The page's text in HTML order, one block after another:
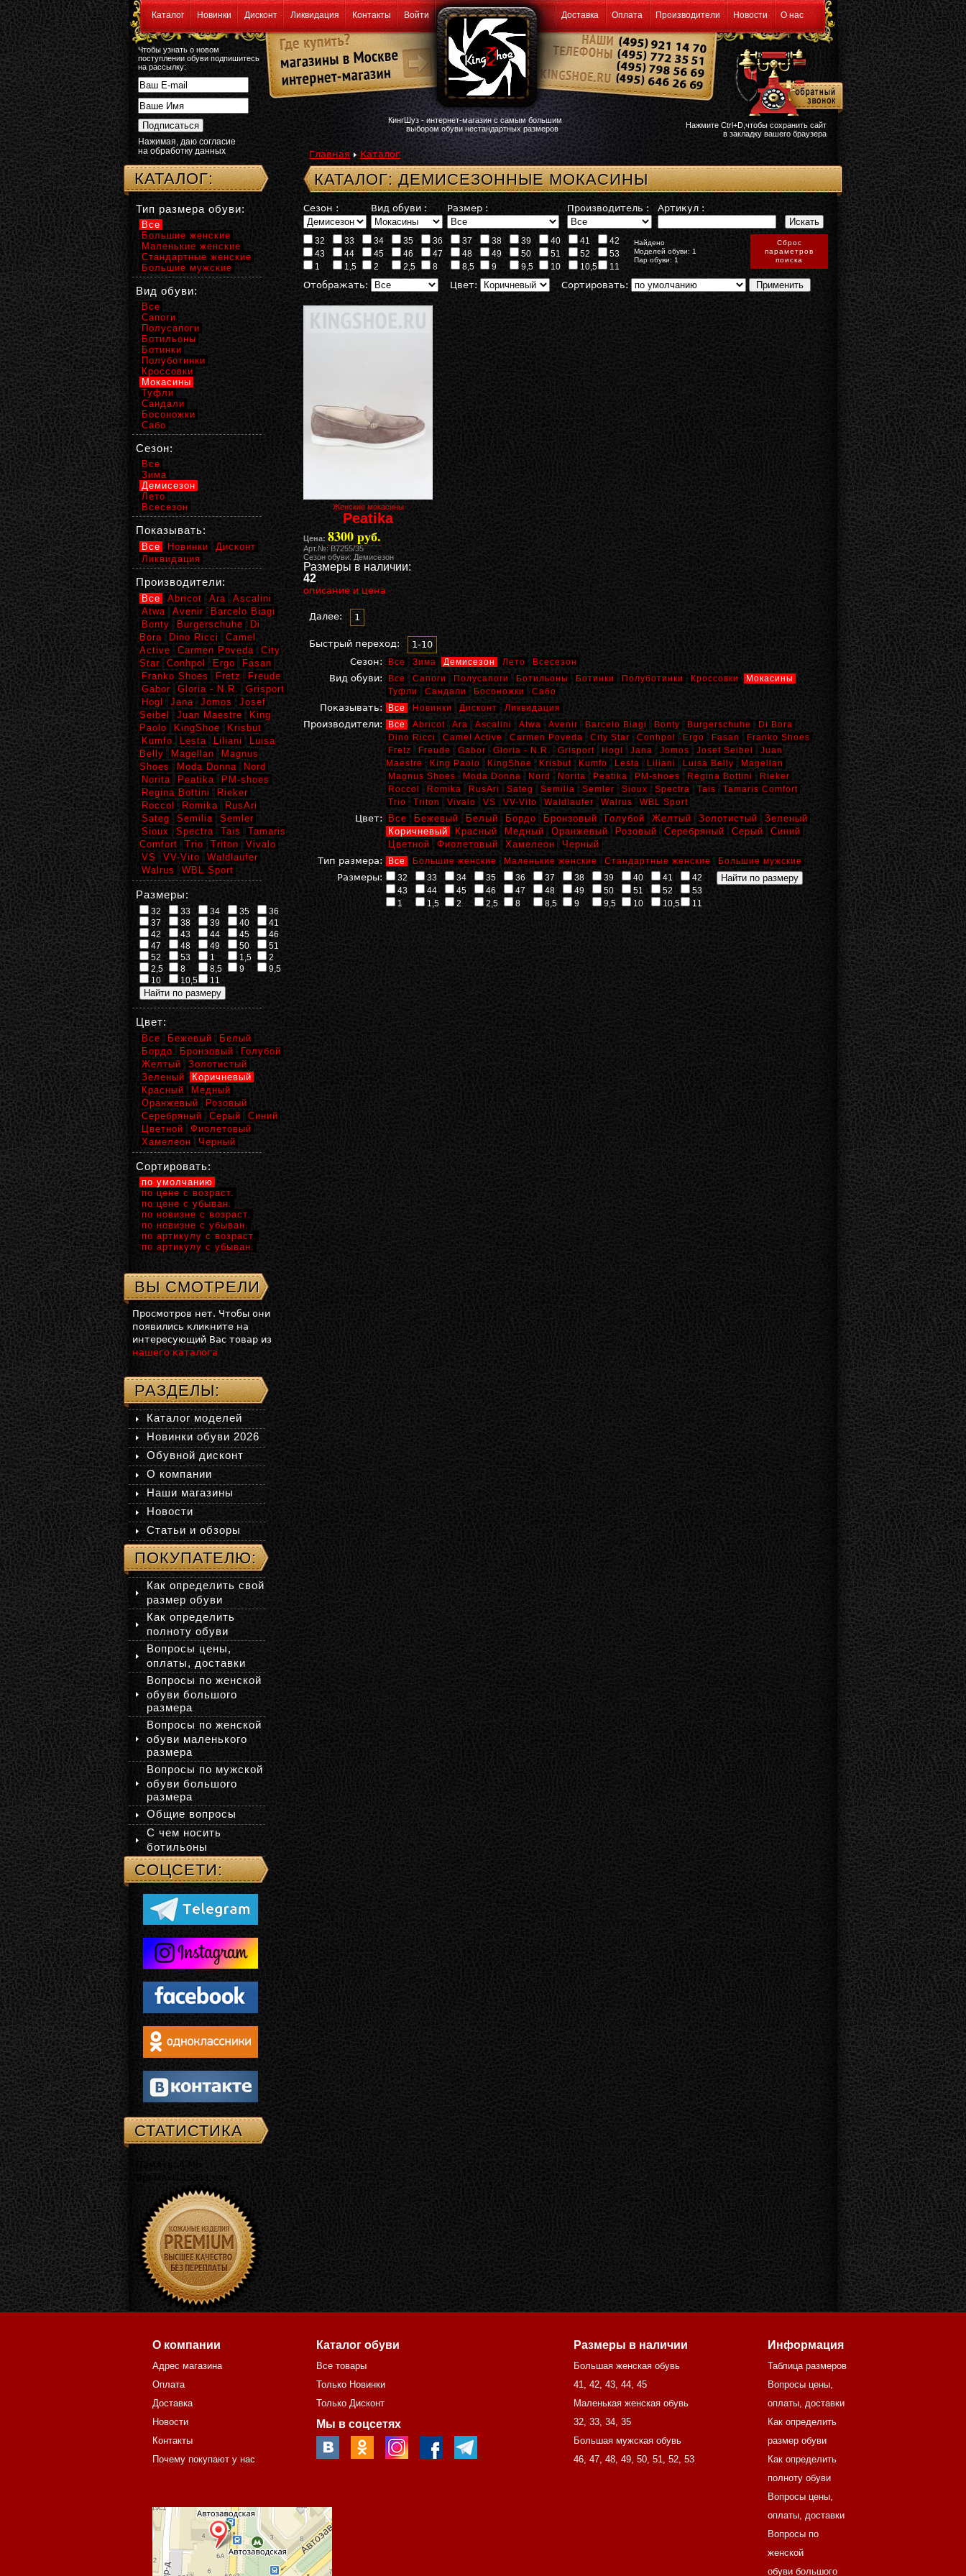
Каталог Новинки Дисконт Ликвидация Контакты Войти Доставка Оплата Производители Новости О нас
Чтобы узнать о новом
поступлении обуви подпишитесь
на рассылку:
Нажимая, даю согласие
на обработку данных
КингШуз - интернет-магазин с самым большим
выбором обуви нестандартных размеров
Нажмите Ctrl+D,чтобы сохранить сайт
в закладку вашего браузера
Главная Каталог
КАТАЛОГ: ДЕМИСЕЗОННЫЕ МОКАСИНЫ
Сезон : Вид обуви : Размер : Производитель : Артикул :
32 33 34 35 36 37 38 39 40 41
42
43
44 45 46 47 48 49 50 51 52
53
1
1,5 2 2,5 8 8,5 9 9,5 10 10,5 11
Найдено
Моделей обуви: 1
Пар обуви: 1
Сброс
параметров
поиска
Отображать: Цвет: Сортировать:
Женские мокасины
Peatika
Цена: 8300 руб.
Арт.№: B7255/35
Сезон обуви: Демисезон
Размеры в наличии:
42
описание и цена
Далее: 1
Быстрый переход:
1-10
Сезон:
Все Зима Демисезон Лето Всесезон
Вид обуви: Все Сапоги Полусапоги Ботильоны Ботинки Полуботинки Кроссовки
Мокасины
Туфли
Сандали Босоножки Сабо
Показывать: Все Новинки Дисконт Ликвидация
Производители: Все Abricot Ara Ascalini Atwa Avenir Barcelo Biagi Bonty Burgerschuhe
Di Bora
Dino Ricci
Camel Active Carmen Poveda City Star Conhpol Ergo Fasan
Franko Shoes
Fretz
Freude Gabor Gloria - N.R. Grisport Hogl Jana Jomos Josef Seibel
Juan
Maestre
King Paolo KingShoe Krisbut Kumfo Lesta Liliani Luisa Belly
Magellan
Magnus Shoes
Moda Donna Nord Norita Peatika PM-shoes Regina Bottini
Rieker
Roccol
Romika RusAri Sateg Semilia Semler Sioux Spectra Tais
Tamaris Comfort
Trio
Triton Vivalo VS VV-Vito Waldlaufer Walrus WBL Sport
Цвет: Все Бежевый Белый Бордо Бронзовый Голубой Желтый Золотистый
Зеленый
Коричневый
Красный Медный Оранжевый Розовый Серебряный Серый
Синий
Цветной
Фиолетовый Хамелеон
Черный
Тип размера:
Все Большие женские Маленькие женские Стандартные женские Большие мужские
Размеры: 32 33 34 35 36 37 38 39 40 41
42
43
44 45 46 47 48 49 50 51 52
53
1
1,5 2 2,5 8 8,5 9 9,5 10 10,5 11
КАТАЛОГ:
Тип размера обуви:
Все
Большие женские
Маленькие женские
Стандартные женские
Большие мужские
Вид обуви:
Все
Сапоги
Полусапоги
Ботильоны
Ботинки
Полуботинки
Кроссовки
Мокасины
Туфли
Сандали
Босоножки
Сабо
Сезон:
Все
Зима
Демисезон
Лето
Всесезон
Показывать:
Все Новинки
Дисконт
Ликвидация
Производители:
Все Abricot Ara
Ascalini
Atwa
Avenir
Barcelo Biagi
Bonty
Burgerschuhe
Di
Bora
Dino Ricci
Camel
Active
Carmen Poveda
City
Star
Conhpol Ergo
Fasan
Franko Shoes
Fretz
Freude
Gabor
Gloria - N.R.
Grisport
Hogl
Jana Jomos
Josef
Seibel
Juan Maestre
King
Paolo
KingShoe
Krisbut
Kumfo
Lesta Liliani
Luisa
Belly
Magellan
Magnus
Shoes
Moda Donna
Nord
Norita
Peatika
PM-shoes
Regina Bottini
Rieker
Roccol
Romika
RusAri
Sateg
Semilia
Semler
Sioux
Spectra Tais
Tamaris
Comfort
Trio Triton
Vivalo
VS
VV-Vito
Waldlaufer
Walrus
WBL Sport
Размеры:
32 33 34 35
36
37
38 39 40
41
42
43 44 45
46
47
48 49 50
51
52
53 1 1,5
2
2,5
8 8,5 9
9,5
10
10,5 11
Цвет:
Все Бежевый
Белый
Бордо
Бронзовый
Голубой
Желтый
Золотистый
Зеленый
Коричневый
Красный
Медный
Оранжевый
Розовый
Серебряный
Серый
Синий
Цветной
Фиолетовый
Хамелеон
Черный
Сортировать:
по умолчанию
по цене с возраст.
по цене с убыван.
по новизне с возраст.
по новизне с убыван.
по артикулу с возраст.
по артикулу с убыван.
ВЫ СМОТРЕЛИ
Просмотров нет. Чтобы они
появились кликните на
интересующий Вас товар из
нашего каталога
РАЗДЕЛЫ:
Каталог моделей
Новинки обуви 2026
Обувной дисконт
О компании
Наши магазины
Новости
Статьи и обзоры
ПОКУПАТЕЛЮ:
Как определить свой
размер обуви
Как определить
полноту обуви
Вопросы цены,
оплаты, доставки
Вопросы по женской
обуви большого
размера
Вопросы по женской
обуви маленького
размера
Вопросы по мужской
обуви большого
размера
Общие вопросы
С чем носить
ботильоны
СОЦСЕТИ:
СТАТИСТИКА
Память: 4 Mb
Время: 0.15311 сек.
О компании
Адрес магазина
Оплата
Доставка
Новости
Контакты
Почему покупают у нас
Каталог обуви
Все товары
Только Новинки
Только Дисконт
Мы в соцсетях
Размеры в наличии
Большая женская обувь
41, 42, 43, 44, 45
Маленькая женская обувь
32, 33, 34, 35
Большая мужская обувь
46, 47, 48, 49, 50, 51, 52, 53
Информация
Таблица размеров
Вопросы цены,
оплаты, доставки
Как определить
размер обуви
Как определить
полноту обуви
Вопросы цены,
оплаты, доставки
Вопросы по
женской
обуви большого